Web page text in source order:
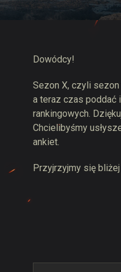
Dowódcy!
Sezon X, czyli
a teraz czas poddać
rankingowych.
Chcielibyśmy
ankiet.
Przyjrzyjmy się